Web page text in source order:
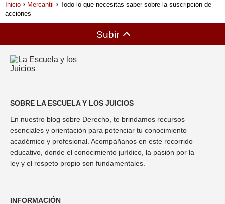
Inicio Mercantil
Todo lo que necesitas saber sobre la suscripción de
acciones
Subir
SOBRE LA ESCUELA Y LOS JUICIOS
En nuestro blog sobre Derecho, te brindamos recursos
esenciales y orientación para potenciar tu conocimiento
académico y profesional. Acompáñanos en este recorrido
educativo, donde el conocimiento jurídico, la pasión por la
ley y el respeto propio son fundamentales.
INFORMACIÓN